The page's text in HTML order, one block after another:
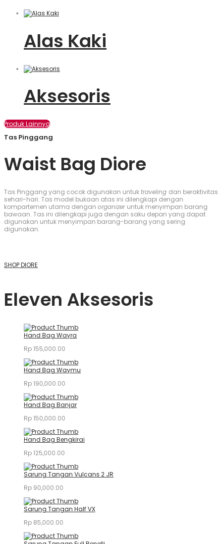
Alas Kaki
Aksesoris
Produk Lainnya
Tas Pinggang
Waist Bag Diore
Tas Pinggang yang cocok digunakan untuktraveling dan beraktivitas
sehari-hari. Tas model bukaan atas ini dilengkapi dengan
kompartemen utama dengan organizer untuk menyimpan barang
bawaan. Tas ini dilengkapi juga dengan saku depan yang dapat
digunakan untuk menyimpan barang-barang yang sering
digunakan.
SHOP DIORE
Eleven Aksesoris
Hand Bag Wayra
Rp155,000.00
Hand Bag Waymu
Rp190,000.00
Hand Bag Banjar
Rp150,000.00
Hand Bag Bengkirai
Rp125,000.00
Sarung Tangan Vulcans 2 JR
Rp 90,000.00
Sarung Tangan Half VX
Rp 85,000.00